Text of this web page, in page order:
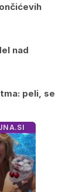
nad
peli, se